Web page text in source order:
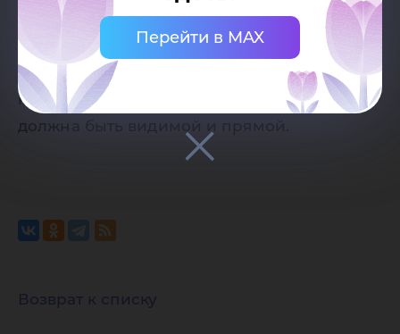
Перейти в MAX
ссылки на страницу-источник сайта
Югорского государственного
университета. Ссылка должна находиться
непосредственно рядом с материалом,
должна быть видимой и прямой.
Возврат к списку